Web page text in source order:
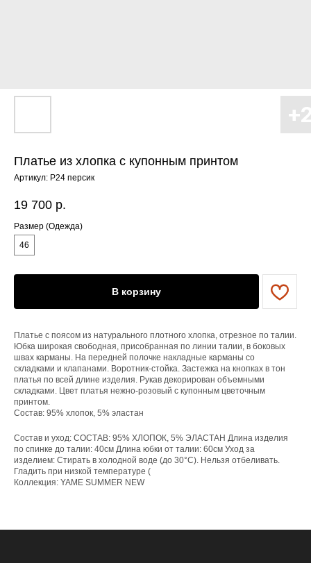
Платье из хлопка с купонным принтом
Артикул: P24 персик
19 700 р.
Размер (Одежда)
46
В корзину
Платье с поясом из натурального плотного хлопка, отрезное по талии.
Юбка широкая свободная, присобранная по линии талии, в боковых
швах карманы. На передней полочке накладные карманы со
складками и клапанами. Воротник-стойка. Застежка на кнопках в тон
платья по всей длине изделия. Рукав декорирован объемными
складками. Цвет платья нежно-розовый с купонным цветочным
принтом.
Состав: 95% хлопок, 5% эластан
Состав и уход: СОСТАВ: 95% ХЛОПОК, 5% ЭЛАСТАН Длина изделия
по спинке до талии: 40см Длина юбки от талии: 60см Уход за
изделием: Стирать в холодной воде (до 30°C). Нельзя отбеливать.
Гладить при низкой температуре (
Коллекция: YAME SUMMER NEW
Контакты
ПОКУПАТЕЛЯМ
ОРГАНИЗАЦИЯ
ООО «САРТОРИЯ»
ИНН 77 300 279 904
Служба поддержки
Договор оферты
Политика конфиденциальности